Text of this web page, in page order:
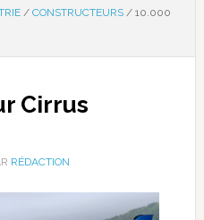
/ CONSTRUCTEURS /10.000
Cirrus
RÉDACTION